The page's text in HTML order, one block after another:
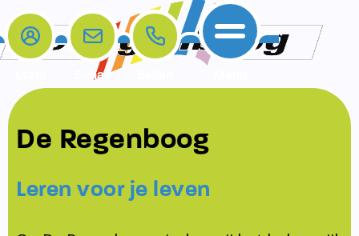
Home
De school
Opleiding en Stage
Ouders
Ouders
Contact
Contact
Samenwerkingen
Schoollogopedist
E-mail
De Regenboog
Leren voor je leven